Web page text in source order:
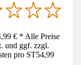
€ * Alle Preise
und ggf. zzgl.
pro ST54,99